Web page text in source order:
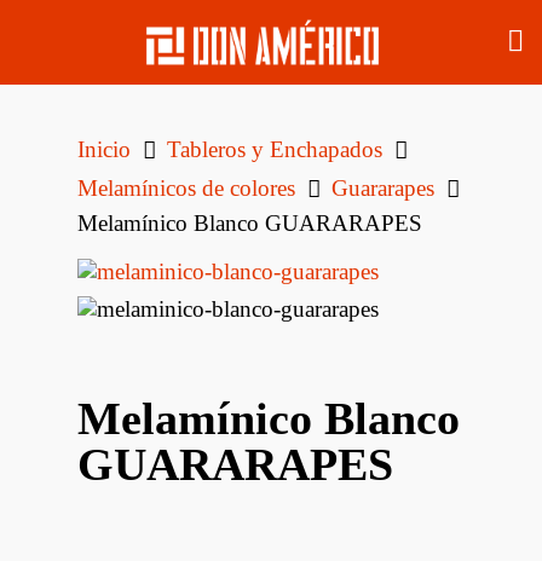
Inicio
Tableros y Enchapados
Melamínicos de colores
Guararapes
Melamínico Blanco GUARARAPES
Melamínico Blanco
GUARARAPES